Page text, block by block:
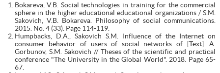
Bokareva, V.B. Social technologies in training for the commercial
sphere in the higher educational educational organizations / S.M.
Sakovich, V.B. Bokareva. Philosophy of social communications.
2015. No. 4 (33). Page 114-119.
Humpbacks, D.A., Sakovich S.M. Influence of the Internet on
consumer behavior of users of social networks of [Text]. A.
Gorbunov, S.M. Sakovich // Theses of the scientific and practical
conference "The University in the Global World". 2018. Page 65-
67.